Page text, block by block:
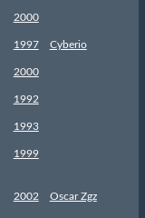
2000
1997 Cyberio
2000
1992
1993
1999
2002 Oscar Zgz